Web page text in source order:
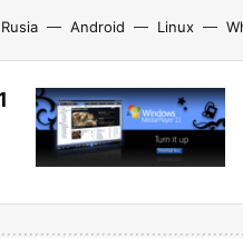
Rusia Android Linux